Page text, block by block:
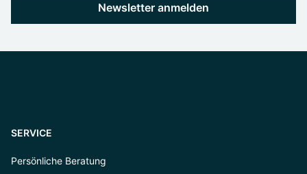
Newsletter anmelden
SERVICE
Persönliche Beratung